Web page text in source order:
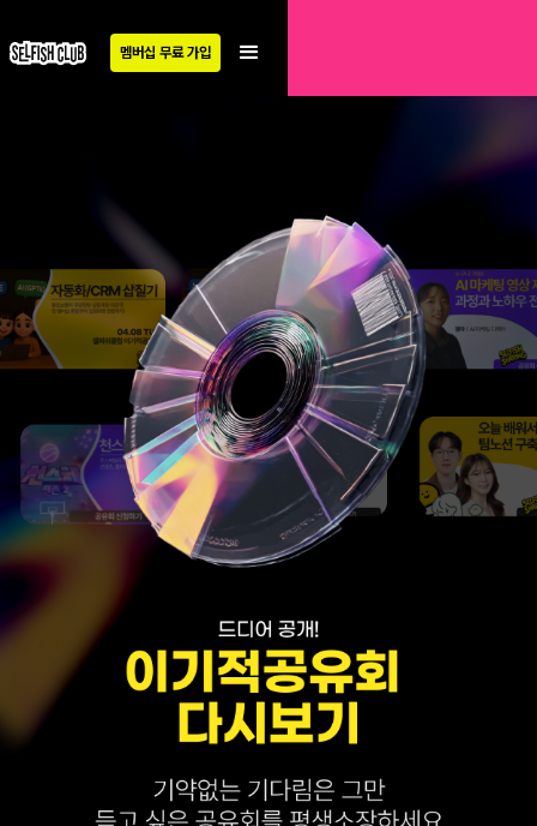
멤버십 무료 가입